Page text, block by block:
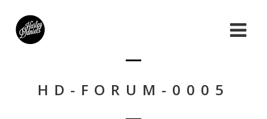
HD-FORUM-0005